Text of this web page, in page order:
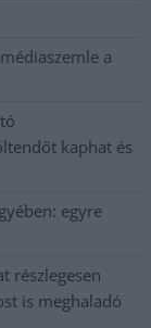
a
kaphat és
egyre
részlegesen
is meghaladó